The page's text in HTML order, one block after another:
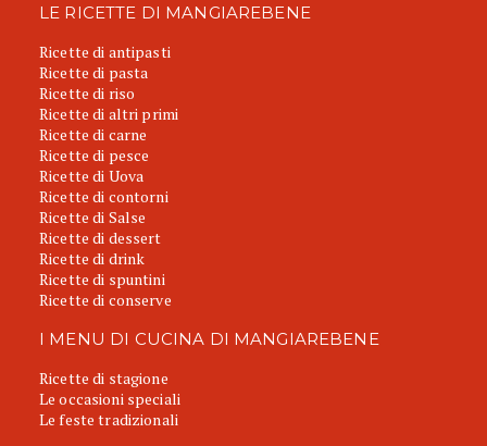
LE RICETTE DI MANGIAREBENE
Ricette di antipasti
Ricette di pasta
Ricette di riso
Ricette di altri primi
Ricette di carne
Ricette di pesce
Ricette di Uova
Ricette di contorni
Ricette di Salse
Ricette di dessert
Ricette di drink
Ricette di spuntini
Ricette di conserve
I MENU DI CUCINA DI MANGIAREBENE
Ricette di stagione
Le occasioni speciali
Le feste tradizionali